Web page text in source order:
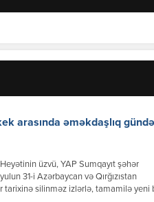
arasında əməkdaşlıq
üzvü, YAP Sumqayıt şəhər
31-i Azərbaycan və Qırğızıstan
tarixinə silinməz izlərlə, tamamilə yeni